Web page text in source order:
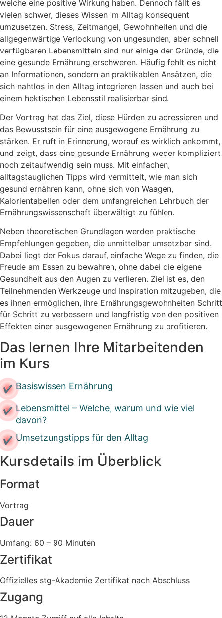
welche eine positive Wirkung haben. Dennoch fällt es
vielen schwer, dieses Wissen im Alltag konsequent
umzusetzen. Stress, Zeitmangel, Gewohnheiten und die
allgegenwärtige Verlockung von ungesunden, aber schnell
verfügbaren Lebensmitteln sind nur einige der Gründe, die
eine gesunde Ernährung erschweren. Häufig fehlt es nicht
an Informationen, sondern an praktikablen Ansätzen, die
sich nahtlos in den Alltag integrieren lassen und auch bei
einem hektischen Lebensstil realisierbar sind.
Der Vortrag hat das Ziel, diese Hürden zu adressieren und
das Bewusstsein für eine ausgewogene Ernährung zu
stärken. Er ruft in Erinnerung, worauf es wirklich ankommt,
und zeigt, dass eine gesunde Ernährung weder kompliziert
noch zeitaufwendig sein muss. Mit einfachen,
alltagstauglichen Tipps wird vermittelt, wie man sich
gesund ernähren kann, ohne sich von Waagen,
Kalorientabellen oder dem umfangreichen Lehrbuch der
Ernährungswissenschaft überwältigt zu fühlen.
Neben theoretischen Grundlagen werden praktische
Empfehlungen gegeben, die unmittelbar umsetzbar sind.
Dabei liegt der Fokus darauf, einfache Wege zu finden, die
Freude am Essen zu bewahren, ohne dabei die eigene
Gesundheit aus den Augen zu verlieren. Ziel ist es, den
Teilnehmenden Werkzeuge und Inspiration mitzugeben, die
es ihnen ermöglichen, ihre Ernährungsgewohnheiten Schritt
für Schritt zu verbessern und langfristig von den positiven
Effekten einer ausgewogenen Ernährung zu profitieren.
Das lernen Ihre Mitarbeitenden
im Kurs
Basiswissen Ernährung
Lebensmittel – Welche, warum und wie viel
davon?
Umsetzungstipps für den Alltag
Kursdetails im Überblick
Format
Vortrag
Dauer
Umfang: 60 – 90 Minuten
Zertifikat
Offizielles stg-Akademie Zertifikat nach Abschluss
Zugang